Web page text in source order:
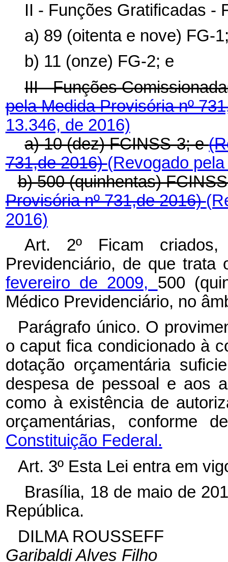
II - Funções Gratificadas -
a) 89 (oitenta e nove) FG-
b) 11 (onze) FG-2; e
III - Funções
pela Medida Provisória nº
13.346, de 2016)
a) 10 (dez) FCINSS-3; e
731,de 2016)(Revogado
b) 500 (quinhentas)
Provisória nº 731,de 2016)
2016)
Art. 2º Ficam
Previdenciário, de que trata
fevereiro de 2009, 500
Médico Previdenciário, no
Parágrafo único. O
o caput fica condicionado à
dotação orçamentária
despesa de pessoal e aos
como à existência de
orçamentárias, conforme
Constituição Federal.
Art. 3º Esta Lei entra em
Brasília, 18 de maio de
República.
DILMA ROUSSEFF
Garibaldi Alves Filho